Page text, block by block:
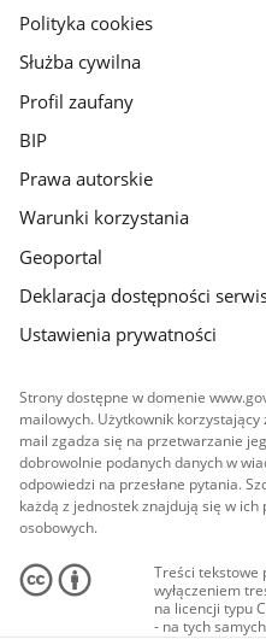
gov.pl
Polityka cookies
Służba cywilna
Profil zaufany
BIP
Prawa autorskie
Warunki korzystania
Geoportal
Deklaracja dostępności
Ustawienia prywatności
Strony dostępne w domenie
mailowych. Użytkownik
mail zgadza się na przetwarzanie
dobrowolnie podanych danych w
odpowiedzi na przesłane pytania.
każdą z jednostek znajdują się w
osobowych.
Treści tekstowe
wyłączeniem
na licencji typu
- na tych